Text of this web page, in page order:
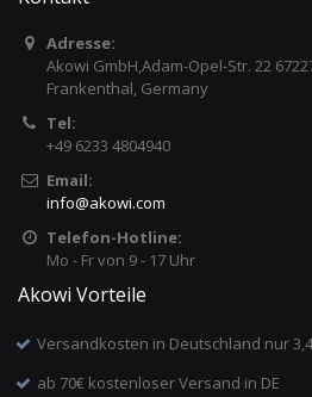
Adresse:
Akowi GmbH,Adam-Opel-Str. 22
Frankenthal, Germany
Tel:
+49 6233 4804940
Email:
info@akowi.com
Telefon-Hotline:
Mo - Fr von 9 - 17 Uhr
Akowi Vorteile
Versandkosten in Deutschland nur
ab 70€ kostenloser Versand in DE